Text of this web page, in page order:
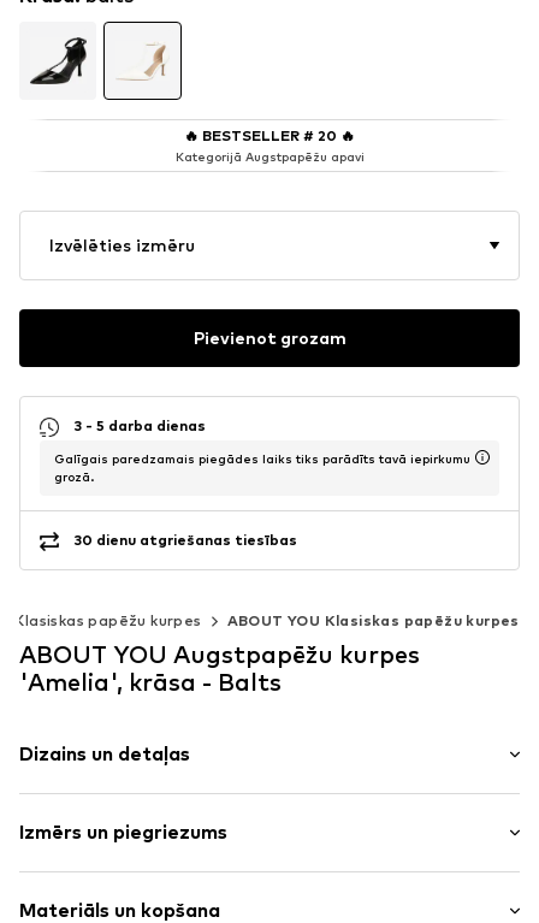
🔥 BESTSELLER # 20 🔥
Kategorijā Augstpapēžu apavi
Izvēlēties izmēru
Pievienot grozam
3 - 5 darba dienas
Galīgais paredzamais piegādes laiks tiks parādīts tavā iepirkumu
grozā.
30 dienu atgriešanas tiesības
Klasiskas papēžu kurpes ABOUT YOU Klasiskas papēžu kurpes
ABOUT YOU Augstpapēžu kurpes
'Amelia', krāsa - Balts
Dizains un detaļas
Ādas imitācija
Smalks papēdis
Spics purngals
Izmērs un piegriezums
Materiāls un kopšana